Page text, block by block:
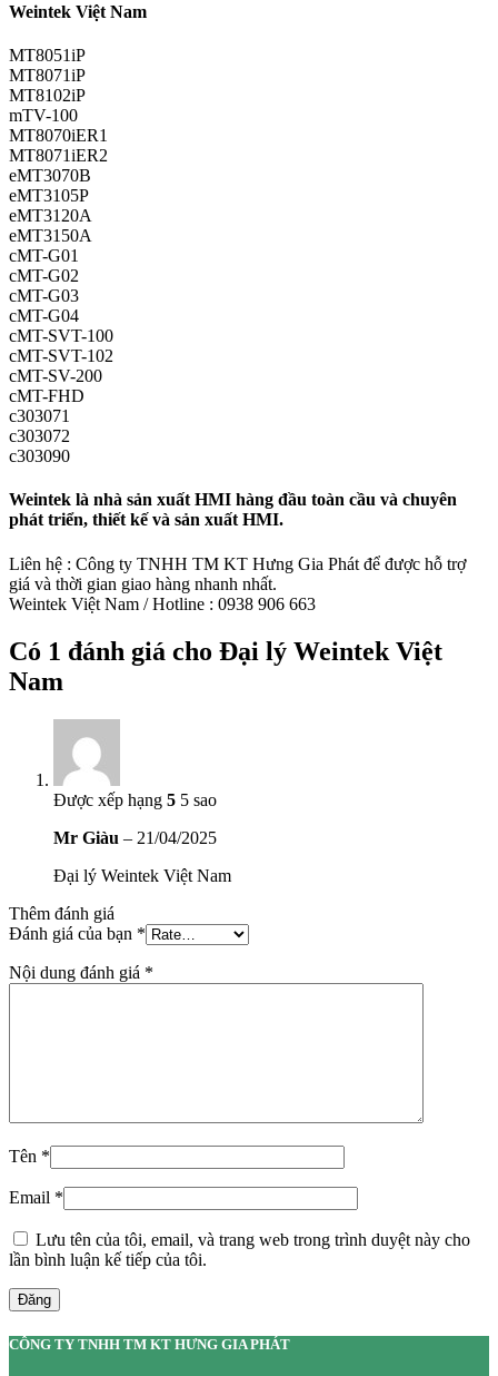
Weintek Việt Nam
MT8051iP
MT8071iP
MT8102iP
mTV-100
MT8070iER1
MT8071iER2
eMT3070B
eMT3105P
eMT3120A
eMT3150A
cMT-G01
cMT-G02
cMT-G03
cMT-G04
cMT-SVT-100
cMT-SVT-102
cMT-SV-200
cMT-FHD
c303071
c303072
c303090
Weintek là nhà sản xuất HMI hàng đầu toàn cầu và chuyên
phát triển, thiết kế và sản xuất HMI.
Liên hệ : Công ty TNHH TM KT Hưng Gia Phát để được hỗ trợ
giá và thời gian giao hàng nhanh nhất.
Weintek Việt Nam / Hotline : 0938 906 663
Có 1 đánh giá cho Đại lý Weintek Việt
Nam
Được xếp hạng 5 5 sao
Mr Giàu – 21/04/2025
Đại lý Weintek Việt Nam
Thêm đánh giá
Đánh giá của bạn *
Nội dung đánh giá *
Tên *
Email *
Lưu tên của tôi, email, và trang web trong trình duyệt này cho
lần bình luận kế tiếp của tôi.
Đăng
CÔNG TY TNHH TM KT HƯNG GIA PHÁT